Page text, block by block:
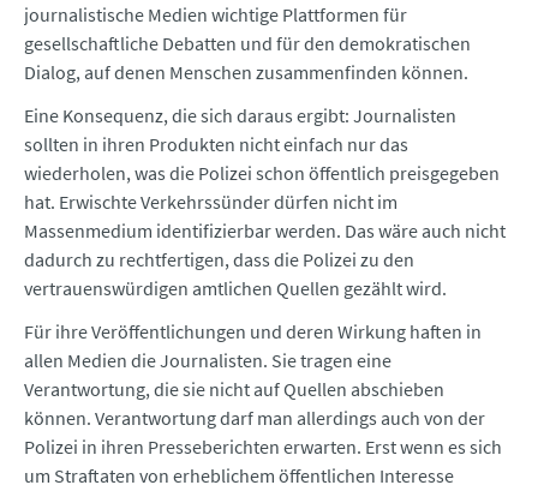
journalistische Medien wichtige Plattformen für
gesellschaftliche Debatten und für den demokratischen
Dialog, auf denen Menschen zusammenfinden können.
Eine Konsequenz, die sich daraus ergibt: Journalisten
sollten in ihren Produkten nicht einfach nur das
wiederholen, was die Polizei schon öffentlich preisgegeben
hat. Erwischte Verkehrssünder dürfen nicht im
Massenmedium identifizierbar werden. Das wäre auch nicht
dadurch zu rechtfertigen, dass die Polizei zu den
vertrauenswürdigen amtlichen Quellen gezählt wird.
Für ihre Veröffentlichungen und deren Wirkung haften in
allen Medien die Journalisten. Sie tragen eine
Verantwortung, die sie nicht auf Quellen abschieben
können. Verantwortung darf man allerdings auch von der
Polizei in ihren Presseberichten erwarten. Erst wenn es sich
um Straftaten von erheblichem öffentlichen Interesse